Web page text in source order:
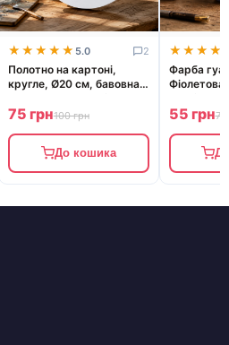
★★★★★
★★★★★ 5.0 2
Полотно на картоні,
кругле, Ø20 см, бавовна,
75 грн100 грн
До кошика
Фарба
55 грн70